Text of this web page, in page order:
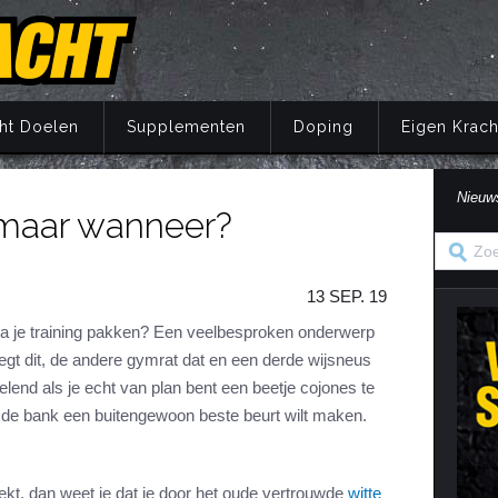
Trainingsprincipes
Krachtoefeningen Armen
Krachtoefeningen Borst
Krachtoefeningen Buik
Koolhydraten
Vetten
Vocht
Doelen
Principes
Supplementen
Herstel
Mentaal
Voeding
Supplementen
Herstel
Mentaal
Supplementen Doping
Nuchtere feiten over doping
Veel gestelde vragen
Eigen
Eigen Kracht
wanneer?
13 SEP. 19
je training pakken? Een veelbesproken onderwerp
dit, de andere gymrat dat en een derde wijsneus
als je echt van plan bent een beetje cojones te
bank een buitengewoon beste beurt wilt maken.
dan weet je dat je door het oude vertrouwde witte